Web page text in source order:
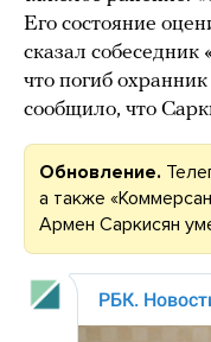
Его состояние
сказал
что погиб
сообщило, что
Обновление.
а также
Армен Саркисян